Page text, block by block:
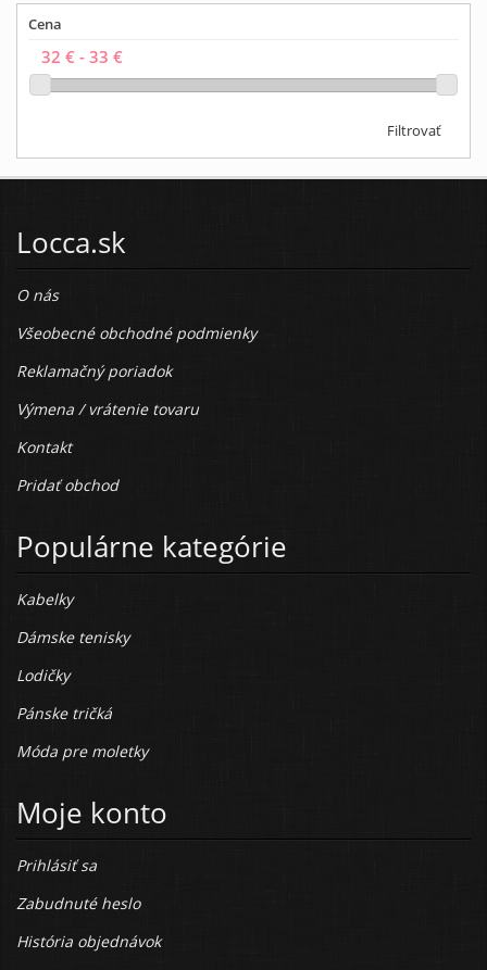
Cena
Filtrovať
Locca.sk
O nás
Všeobecné obchodné podmienky
Reklamačný poriadok
Výmena / vrátenie tovaru
Kontakt
Pridať obchod
Populárne kategórie
Kabelky
Dámske tenisky
Lodičky
Pánske tričká
Móda pre moletky
Moje konto
Prihlásiť sa
Zabudnuté heslo
História objednávok